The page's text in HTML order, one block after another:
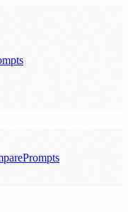
Prompts